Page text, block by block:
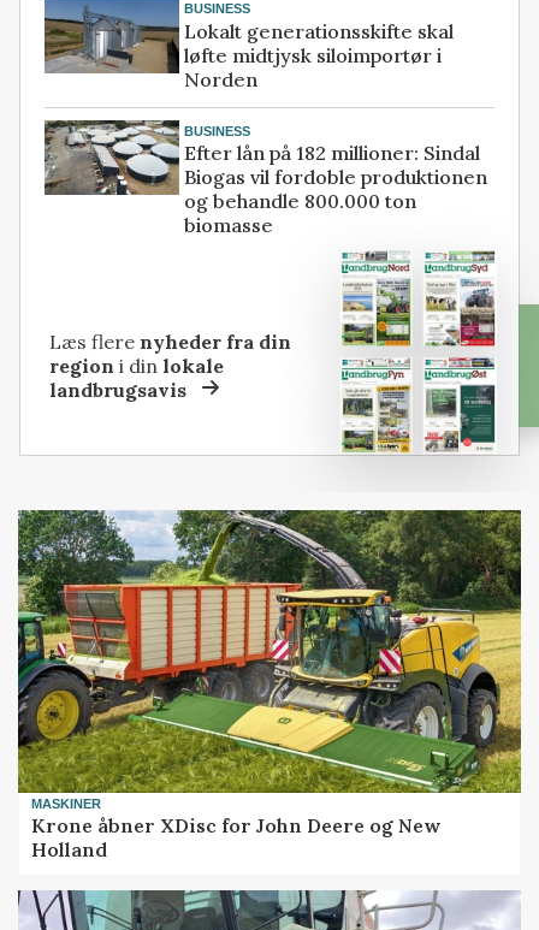
BUSINESS
Lokalt generationsskifte skal
løfte midtjysk siloimportør i
Norden
BUSINESS
Efter lån på 182 millioner: Sindal
Biogas vil fordoble produktionen
og behandle 800.000 ton
biomasse
Læs flere nyheder fra din
region i dinlokale
landbrugsavis
MASKINER
Krone åbner XDisc for John Deere og New
Holland